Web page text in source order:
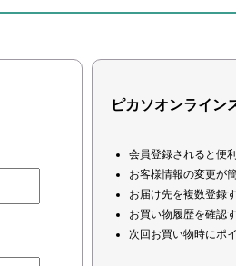
ピカソオンライン
会員登録されると便
お客様情報の変更が
お届け先を複数登録
お買い物履歴を確認
次回お買い物時にポ